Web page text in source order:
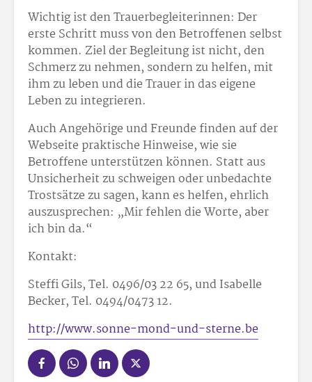
Wichtig ist den Trauerbegleiterinnen: Der
erste Schritt muss von den Betroffenen selbst
kommen. Ziel der Begleitung ist nicht, den
Schmerz zu nehmen, sondern zu helfen, mit
ihm zu leben und die Trauer in das eigene
Leben zu integrieren.
Auch Angehörige und Freunde finden auf der
Webseite praktische Hinweise, wie sie
Betroffene unterstützen können. Statt aus
Unsicherheit zu schweigen oder unbedachte
Trostsätze zu sagen, kann es helfen, ehrlich
auszusprechen: „Mir fehlen die Worte, aber
ich bin da.“
Kontakt:
Steffi Gils, Tel. 0496/03 22 65, und Isabelle
Becker, Tel. 0494/0473 12.
http://www.sonne-mond-und-sterne.be